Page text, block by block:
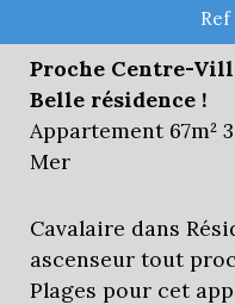
Ref
Proche Centre-
Belle résidence !
Appartement 67m²
Mer
Cavalaire dans
ascenseur tout
Plages pour cet